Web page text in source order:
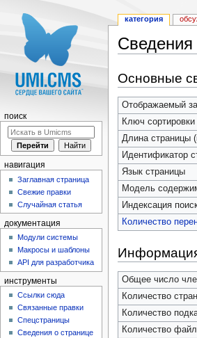
Сведения
Основные
Отображаемый
Ключ
Длина страницы
Идентификатор
Язык страницы
Модель
Индексация
Количество
Общее число
Количество
Количество
Количество
категория
поиск
навигация
Заглавная страница
Свежие правки
Случайная статья
документация
Модули системы
Макросы и шаблоны
API для разработчика
инструменты
Ссылки сюда
Связанные правки
Спецстраницы
Сведения о странице